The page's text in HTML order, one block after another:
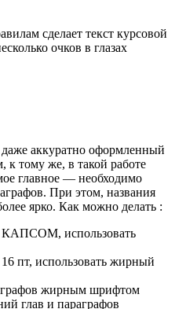
сделает текст курсовой
очков в глазах
даже аккуратно оформленный
тому же, в такой работе
главное — необходимо
При этом, названия
ярко. Как можно делать :
КАПСОМ, использовать
пт, использовать жирный
жирным шрифтом
глав и параграфов